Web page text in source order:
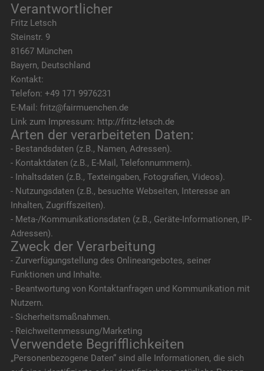
Verantwortlicher
Fritz Letsch
Steinstr. 9
81667 München
Bayern, Deutschland
Kontakt:
Telefon: +49 171 9976231
E-Mail: fritz@fairmuenchen.de
Link zum Impressum: http://fritz-letsch.de
Arten der verarbeiteten Daten:
- Bestandsdaten (z.B., Namen, Adressen).
- Kontaktdaten (z.B., E-Mail, Telefonnummern).
- Inhaltsdaten (z.B., Texteingaben, Fotografien, Videos).
- Nutzungsdaten (z.B., besuchte Webseiten, Interesse an
Inhalten, Zugriffszeiten).
- Meta-/Kommunikationsdaten (z.B., Geräte-Informationen, IP-
Adressen).
Zweck der Verarbeitung
- Zurverfügungstellung des Onlineangebotes, seiner
Funktionen und Inhalte.
- Beantwortung von Kontaktanfragen und Kommunikation mit
Nutzern.
- Sicherheitsmaßnahmen.
- Reichweitenmessung/Marketing
Verwendete Begrifflichkeiten
„Personenbezogene Daten“ sind alle Informationen, die sich